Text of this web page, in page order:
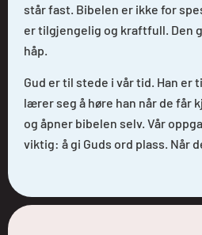
står fast. Bibelen er ikke for
er tilgjengelig og kraftfull. Den
håp.
Gud er til stede i vår tid. Han er
lærer seg å høre han når de får
og åpner bibelen selv. Vår
viktig: å gi Guds ord plass. Når